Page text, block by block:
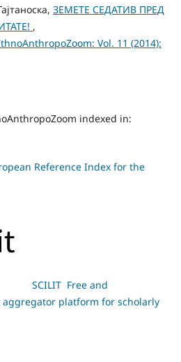
ЗЕМЕТЕ СЕДАТИВ ПРЕД
,
Vol. 11 (2014):
indexed in:
Reference Index for the
SCILIT Free and
platform for scholarly